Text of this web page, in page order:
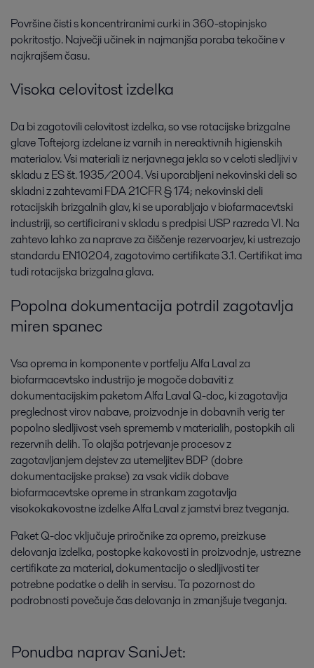
Površine čisti s koncentriranimi curki in 360-stopinjsko
pokritostjo. Največji učinek in najmanjša poraba tekočine v
najkrajšem času.
Visoka celovitost izdelka
Da bi zagotovili celovitost izdelka, so vse rotacijske brizgalne
glave Toftejorg izdelane iz varnih in nereaktivnih higienskih
materialov. Vsi materiali iz nerjavnega jekla so v celoti sledljivi v
skladu z ES št. 1935/2004. Vsi uporabljeni nekovinski deli so
skladni z zahtevami FDA 21CFR § 174; nekovinski deli
rotacijskih brizgalnih glav, ki se uporabljajo v biofarmacevtski
industriji, so certificirani v skladu s predpisi USP razreda VI. Na
zahtevo lahko za naprave za čiščenje rezervoarjev, ki ustrezajo
standardu EN10204, zagotovimo certifikate 3.1. Certifikat ima
tudi rotacijska brizgalna glava.
Popolna dokumentacija potrdil zagotavlja
miren spanec
Vsa oprema in komponente v portfelju Alfa Laval za
biofarmacevtsko industrijo je mogoče dobaviti z
dokumentacijskim paketom Alfa Laval Q-doc, ki zagotavlja
preglednost virov nabave, proizvodnje in dobavnih verig ter
popolno sledljivost vseh sprememb v materialih, postopkih ali
rezervnih delih. To olajša potrjevanje procesov z
zagotavljanjem dejstev za utemeljitev BDP (dobre
dokumentacijske prakse) za vsak vidik dobave
biofarmacevtske opreme in strankam zagotavlja
visokokakovostne izdelke Alfa Laval z jamstvi brez tveganja.
Paket Q-doc vključuje priročnike za opremo, preizkuse
delovanja izdelka, postopke kakovosti in proizvodnje, ustrezne
certifikate za material, dokumentacijo o sledljivosti ter
potrebne podatke o delih in servisu. Ta pozornost do
podrobnosti povečuje čas delovanja in zmanjšuje tveganja.
Ponudba naprav SaniJet: